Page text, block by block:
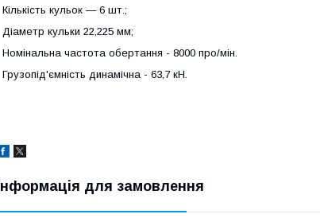
Кількість кульок — 6 шт.;
Діаметр кульки 22,225 мм;
Номінальна частота обертання - 8000 про/мін.
Грузопід'ємність динамічна - 63,7 кН.
Інформація для замовлення